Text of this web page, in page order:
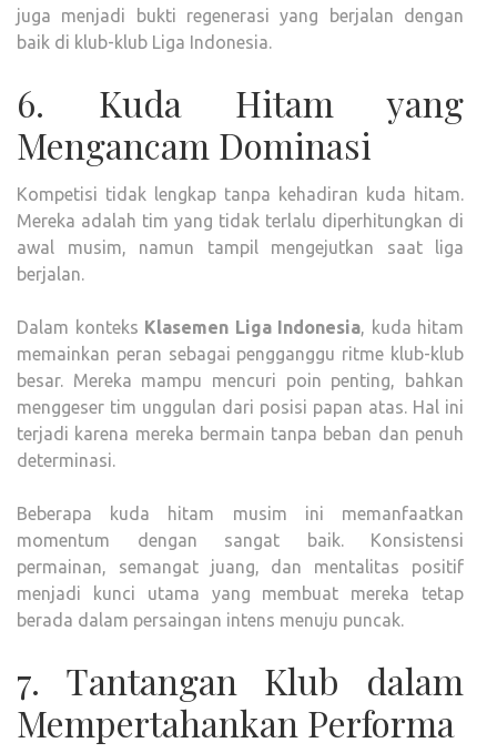
juga menjadi bukti regenerasi yang berjalan dengan
baik di klub-klub Liga Indonesia.
6. Kuda Hitam yang
Mengancam Dominasi
Kompetisi tidak lengkap tanpa kehadiran kuda hitam.
Mereka adalah tim yang tidak terlalu diperhitungkan di
awal musim, namun tampil mengejutkan saat liga
berjalan.
Dalam konteks Klasemen Liga Indonesia, kuda hitam
memainkan peran sebagai pengganggu ritme klub-klub
besar. Mereka mampu mencuri poin penting, bahkan
menggeser tim unggulan dari posisi papan atas. Hal ini
terjadi karena mereka bermain tanpa beban dan penuh
determinasi.
Beberapa kuda hitam musim ini memanfaatkan
momentum dengan sangat baik. Konsistensi
permainan, semangat juang, dan mentalitas positif
menjadi kunci utama yang membuat mereka tetap
berada dalam persaingan intens menuju puncak.
7. Tantangan Klub dalam
Mempertahankan Performa